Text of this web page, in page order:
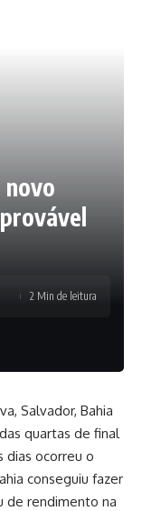
novo
2 Min de leitura
Salvador, Bahia
quartas de final
dias ocorreu o
conseguiu fazer
de rendimento na